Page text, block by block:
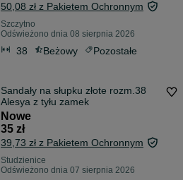
50,08 zł z Pakietem Ochronnym
Szczytno
Odświeżono dnia 08 sierpnia 2026
38 Beżowy Pozostałe
Sandały na słupku złote rozm.38
Alesya z tyłu zamek
Nowe
35 zł
39,73 zł z Pakietem Ochronnym
Studzienice
Odświeżono dnia 07 sierpnia 2026